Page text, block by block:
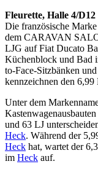
Fleurette, Halle 4/D12
Die französische
dem CARAVAN
LJG auf Fiat Ducato
Küchenblock und Bad
to-Face-Sitzbänken
kennzeichnen den
Unter dem
und 63 LJ
Heck. Während der
Heck hat, wartet der
im Heck auf.